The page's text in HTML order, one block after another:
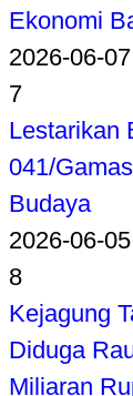
Ekonomi
2026-06-07
7
Lestarikan
041/
Budaya
2026-06-05
8
Kejagung
Diduga
Miliaran